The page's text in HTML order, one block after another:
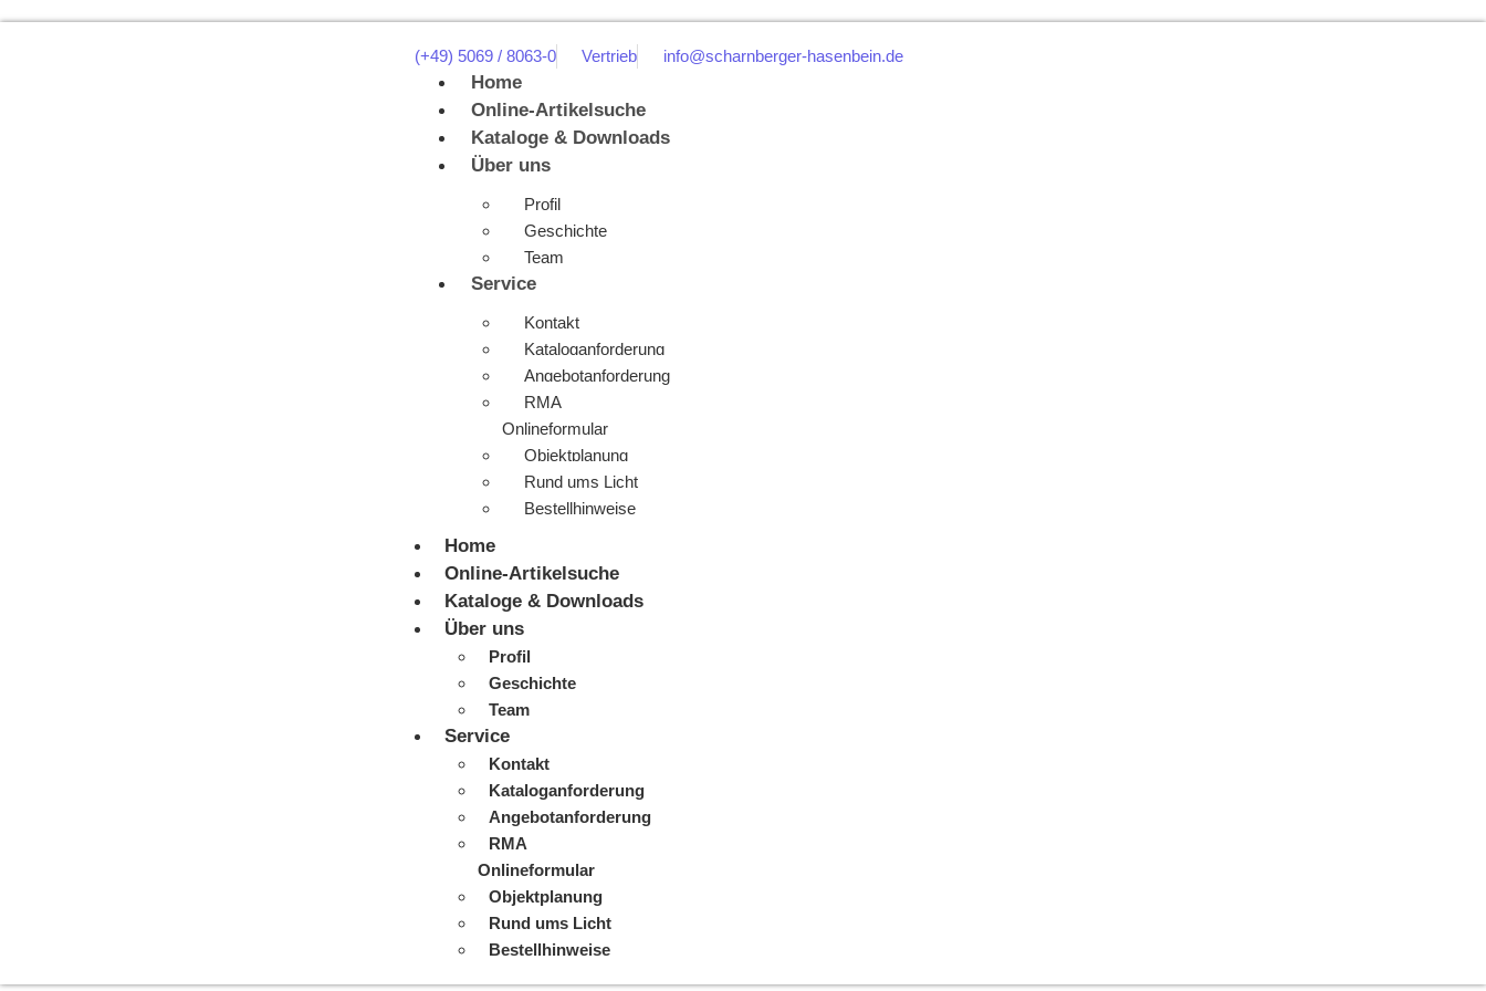
(+49) 5069 / 8063-0 Vertrieb info@scharnberger-hasenbein.de
Home
Online-Artikelsuche
Kataloge & Downloads
Über uns
Profil
Geschichte
Team
Service
Kontakt
Kataloganforderung
Angebotanforderung
RMA
Onlineformular
Objektplanung
Rund ums Licht
Bestellhinweise
Home
Online-Artikelsuche
Kataloge & Downloads
Über uns
Profil
Geschichte
Team
Service
Kontakt
Kataloganforderung
Angebotanforderung
RMA
Onlineformular
Objektplanung
Rund ums Licht
Bestellhinweise